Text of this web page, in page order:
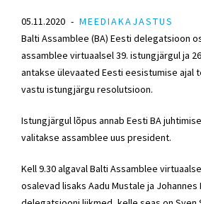
05.11.2020
MEEDIAKAJASTUS
Balti Assamblee (BA) Eesti delegatsioon
assamblee virtuaalsel 39. istungjärgul ja
antakse ülevaated Eesti eesistumise ajal
vastu istungjärgu resolutsioon.
Istungjärgul lõpus annab Eesti BA
valitakse assamblee uus president.
Kell 9.30 algaval Balti Assamblee
osalevad lisaks Aadu Mustale ja Johannes